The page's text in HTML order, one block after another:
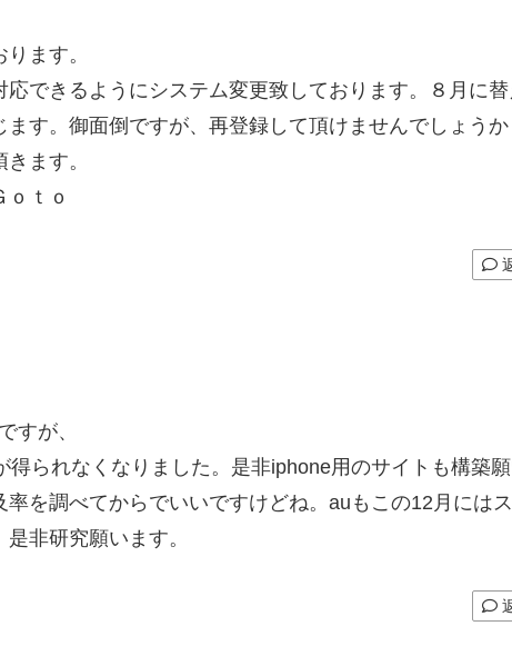
ます。
できるようにシステム変更致しております。８月に替
す。御面倒ですが、再登録して頂けませんでしょうか
ます。
すが、
られなくなりました。是非iphone用のサイトも構築
を調べてからでいいですけどね。auもこの12月には
非研究願います。